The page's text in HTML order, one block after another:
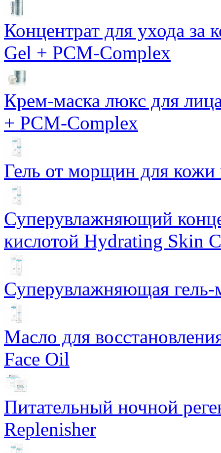
Концентрат для ухода за
Gel + PCM-Complex
Крем-маска люкс для
+ PCM-Complex
Гель от морщин для кожи
Суперувлажняющий
кислотой Hydrating Skin
Суперувлажняющая
Масло для
Face Oil
Питательный ночной
Replenisher